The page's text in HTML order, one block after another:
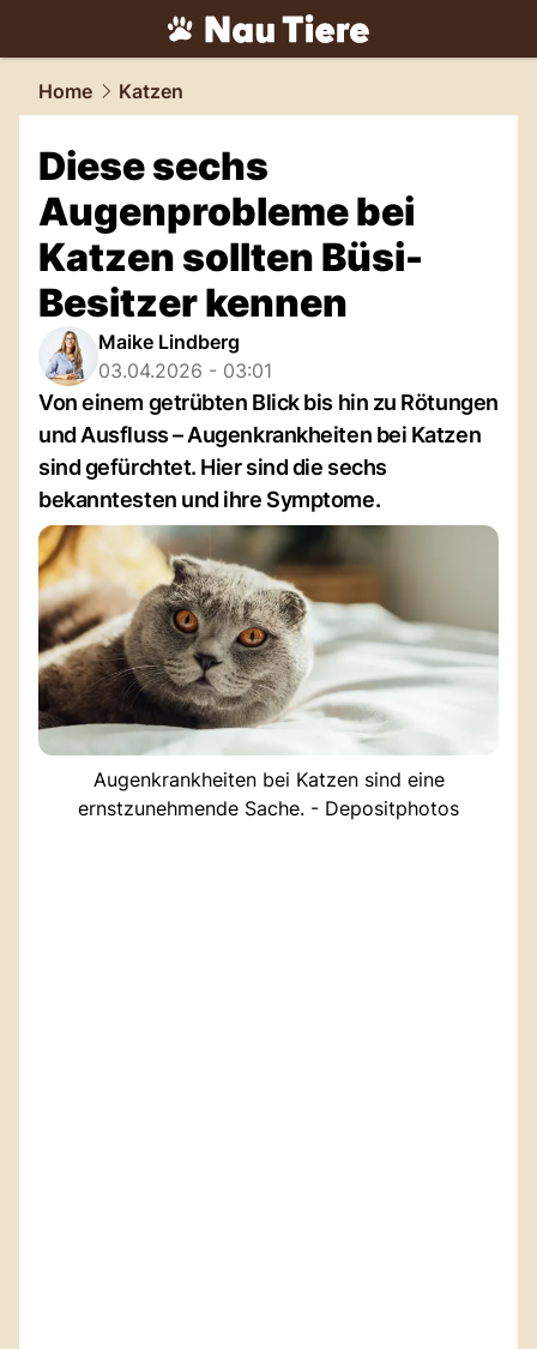
tiere.NAU.ch
Home Katzen
Diese sechs
Augenprobleme bei
Katzen sollten Büsi-
Besitzer kennen
Maike Lindberg
03.04.2026 - 03:01
Von einem getrübten Blick bis hin zu Rötungen
und Ausfluss – Augenkrankheiten bei Katzen
sind gefürchtet. Hier sind die sechs
bekanntesten und ihre Symptome.
Augenkrankheiten bei Katzen sind eine
ernstzunehmende Sache. - Depositphotos